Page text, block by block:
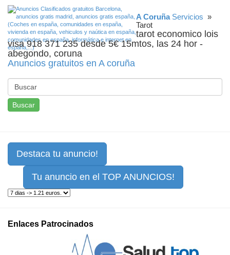
A Coruña Servicios »
Tarot
tarot economico lois
visa 918 371 235 desde 5€ 15mtos, las 24 hor -
abegondo, coruna
Anuncios gratuitos en A coruña
Buscar
Destaca tu anuncio!
Tu anuncio en el TOP ANUNCIOS!
Enlaces Patrocinados